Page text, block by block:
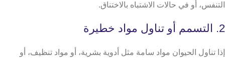
التنفس، أو في حالات الاشتباه بالاختناق.
2. التسمم أو تناول مواد خطيرة
إذا تناول الحيوان مواد سامة مثل أدوية بشرية، أو مواد تنظيف، أو